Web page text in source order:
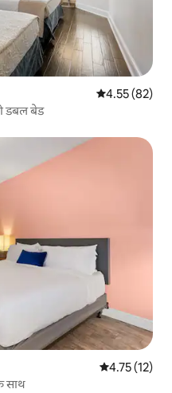
औसत रेटिंग 5 में
4.55 (82)
डबल बेड
औसत रेटिंग 5 में
4.75 (12)
साथ